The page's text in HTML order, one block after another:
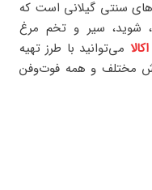
سنتی گیلانی است که
شوید، سیر و تخم مرغ
می‌توانید با طرز تهیه
و مجلسی به ۴ روش مختلف و همه فوت‌وفن